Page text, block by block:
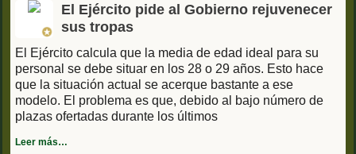
El Ejército pide al Gobierno rejuvenecer
sus tropas
El Ejército calcula que la media de edad ideal para su
personal se debe situar en los 28 o 29 años. Esto hace
que la situación actual se acerque bastante a ese
modelo. El problema es que, debido al bajo número de
plazas ofertadas durante los últimos
Leer más…